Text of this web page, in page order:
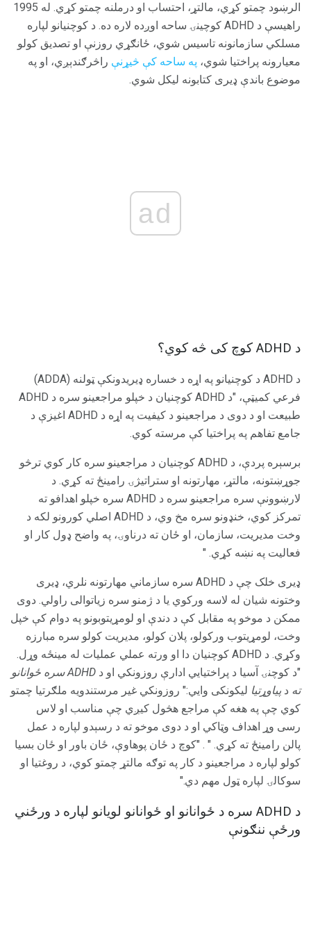
الرښود چمتو کړي، مالتړ، احتساب او درملنه چمتو کړي. له 1995
راهیسې د ADHD کوچینۍ ساحه اوږده لاره ده. د کوچنیانو لپاره
مسلکي سازمانونه تاسیس شوي، ځانګړي روزنې او تصدیق کولو
معیارونه پراختیا شوي، په ساحه کې څیړنې راڅرګندېږي، او په
موضوع باندې ډیری کتابونه لیکل شوي.
ad
د ADHD کوچ کی څه کوي؟
د ADHD د کوچنیانو په اړه د خساره ډیریدونکې ټولنه (ADDA)
فرعي کميټې، "د ADHD کوچنيان د خپلو مراجعینو سره د ADHD
طبيعت او د دوی د مراجعینو د کیفیت په اړه د ADHD اغیزې د
جامع تفاهم په پراختیا کې مرسته کوي.
برسېره پردې، د ADHD کوچنيان د مراجعینو سره کار کوي ترڅو
جوړښتونه، مالتړ، مهارتونه او ستراتیژۍ رامینځ ته کړي. د
لارښوونې سره مراجعینو سره د ADHD سره خپلو اهدافو ته
تمرکز کوي، خنډونو سره مخ وي، د ADHD اصلي کورونو لکه د
وخت مدیریت، سازمان، او ځان ته درناوۍ، په واضح ډول کار او
فعالیت په نښه کړي. "
ډیری خلک چې د ADHD سره سازماني مهارتونه نلري، ډیری
وختونه شیان له لاسه ورکوي یا د ژمنو سره زیاتوالی راولي. دوی
ممکن د موخو په مقابل کې د دندې او لومړیتوبونو په دوام کې خپل
وخت، لومړیتوب ورکولو، پلان کولو، مدیریت کولو سره مبارزه
وکړي. د ADHD کوچنيان دا او ورته عملي عملیات له مینځه وړل.
"د کوچنۍ آسیا د پراختیایي ادارې روزونکي او د
ADHD سره ځوانانو
ته د پیاوړتیا لیکونکی وایي:" روزونکي غیر مرستندویه ملګرتیا چمتو
کوي چې په هغه کې مراجع هڅول کیږي چې مناسب او لاس
رسی وړ اهداف وټاکي او د دوی موخو ته د رسېدو لپاره د عمل
پالن رامینځ ته کړي. " . "کوچ د ځان پوهاوې، ځان باور او ځان بسیا
کولو لپاره د مراجعینو د کار په توګه مالتړ چمتو کوي، د روغتیا او
سوکالۍ لپاره ټول مهم دي."
د ADHD سره د ځوانانو او ځوانانو لویانو لپاره د ورځني
ورځې ننګونې